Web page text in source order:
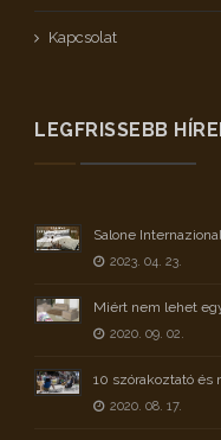
Kapcsolat
LEGFRISSEBB
Salone
2023. 04. 23.
Miért nem lehet
2020. 09. 02.
10 szórakoztató és
2020. 08. 17.